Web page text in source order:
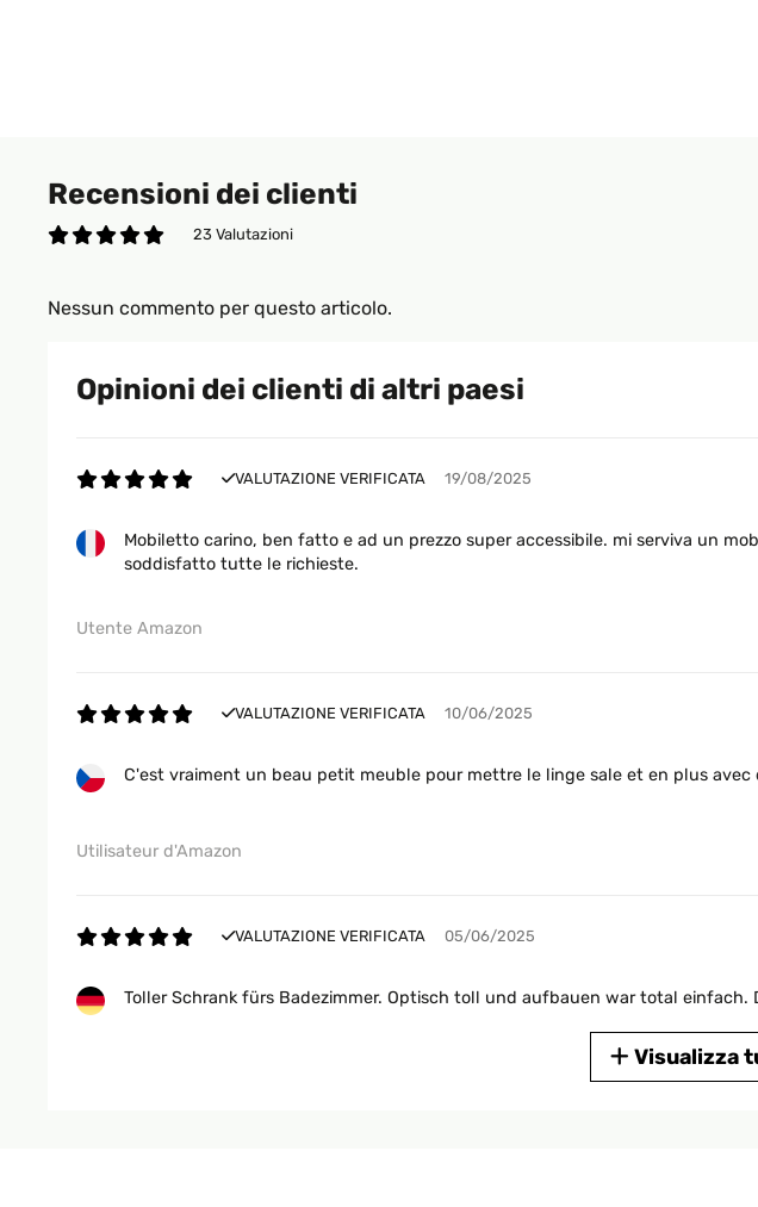
Recensioni dei clienti
23 Valutazioni
Nessun commento per questo articolo.
Opinioni dei clienti di altri paesi
VALUTAZIONE VERIFICATA 19/08/2025
Mobiletto carino, ben fatto e ad un prezzo super accessibile. mi serviva un
soddisfatto tutte le richieste.
Utente Amazon
VALUTAZIONE VERIFICATA 10/06/2025
C'est vraiment un beau petit meuble pour mettre le linge sale et en plus avec
Utilisateur d'Amazon
VALUTAZIONE VERIFICATA 05/06/2025
Toller Schrank fürs Badezimmer. Optisch toll und aufbauen war total
Visualizza